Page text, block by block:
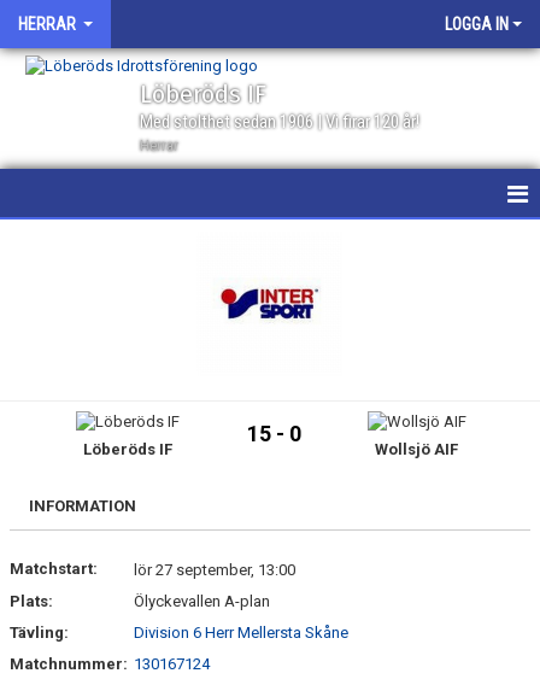
HERRAR LOGGA IN
Löberöds IF
Med stolthet sedan 1906 | Vi firar 120 år!
Herrar
TRUPPEN
BILDGALLERI
KONTAKT
Löberöds IF
15 - 0
Wollsjö AIF
INFORMATION
Matchstart:
lör 27 september, 13:00
Plats:
Ölyckevallen A-plan
Tävling:
Division 6 Herr Mellersta Skåne
Matchnummer: 130167124